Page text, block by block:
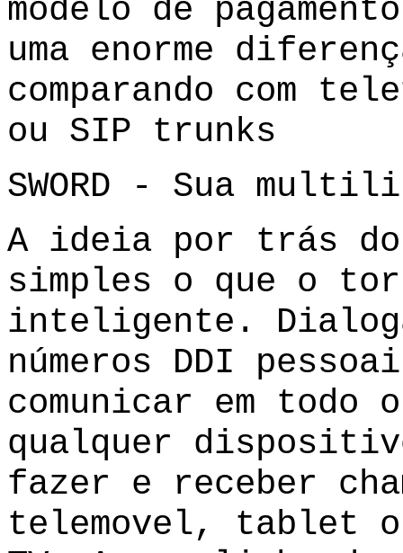
modelo de
uma enorme
comparando com
ou SIP trunks
SWORD - Sua
A ideia por trás do
simples o que o
inteligente.
números DDI
comunicar em todo
qualquer
fazer e receber
telemovel, tablet